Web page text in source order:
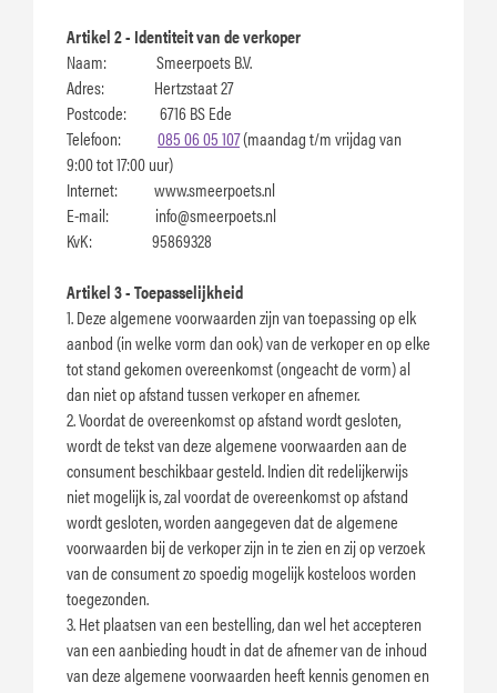
Artikel 2 - Identiteit van de verkoper
Naam: Smeerpoets B.V.
Adres: Hertzstaat 27
Postcode: 6716 BS Ede
Telefoon: 085 06 05 107(maandag t/m vrijdag van
9:00 tot 17:00 uur)
Internet: www.smeerpoets.nl
E-mail: info@smeerpoets.nl
KvK: 95869328
Artikel 3 - Toepasselijkheid
1. Deze algemene voorwaarden zijn van toepassing op elk
aanbod (in welke vorm dan ook) van de verkoper en op elke
tot stand gekomen overeenkomst (ongeacht de vorm) al
dan niet op afstand tussen verkoper en afnemer.
2. Voordat de overeenkomst op afstand wordt gesloten,
wordt de tekst van deze algemene voorwaarden aan de
consument beschikbaar gesteld. Indien dit redelijkerwijs
niet mogelijk is, zal voordat de overeenkomst op afstand
wordt gesloten, worden aangegeven dat de algemene
voorwaarden bij de verkoper zijn in te zien en zij op verzoek
van de consument zo spoedig mogelijk kosteloos worden
toegezonden.
3. Het plaatsen van een bestelling, dan wel het accepteren
van een aanbieding houdt in dat de afnemer van de inhoud
van deze algemene voorwaarden heeft kennis genomen en